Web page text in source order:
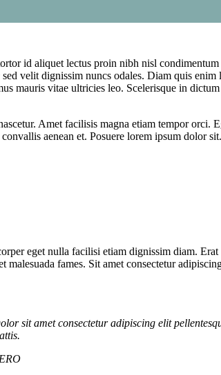
id aliquet lectus proin nibh nisl
velit dignissim nuncs odales. Diam quis
mauris vitae ultricies leo. Scelerisque in
Amet facilisis magna etiam tempor orci.
aenean et. Posuere lorem ipsum dolor
eget nulla facilisi etiam dignissim diam.
fames. Sit amet consectetur
sit amet consectetur adipiscing elit